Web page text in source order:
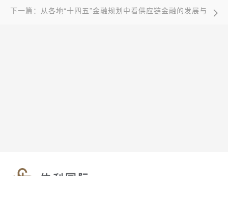
下一篇：从各地“十四五”金融规划中看供应链金融的发展与